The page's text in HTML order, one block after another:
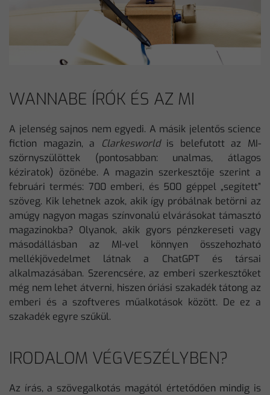
WANNABE ÍRÓK ÉS AZ MI
A jelenség sajnos nem egyedi. A másik jelentős science
fiction magazin, a
Clarkesworldis belefutott az MI-
szörnyszülöttek (pontosabban: unalmas, átlagos
kéziratok) özönébe. A magazin szerkesztője szerint a
februári termés: 700 emberi, és 500 géppel „segített”
szöveg. Kik lehetnek azok, akik így próbálnak betörni az
amúgy nagyon magas színvonalú elvárásokat támasztó
magazinokba? Olyanok, akik gyors pénzkereseti vagy
másodállásban az MI-vel könnyen összehozható
mellékjövedelmet látnak a ChatGPT és társai
alkalmazásában. Szerencsére, az emberi szerkesztőket
még nem lehet átverni, hiszen óriási szakadék tátong az
emberi és a szoftveres műalkotások között. De ez a
szakadék egyre szűkül.
IRODALOM VÉGVESZÉLYBEN?
Az írás, a szövegalkotás magától értetődően mindig is